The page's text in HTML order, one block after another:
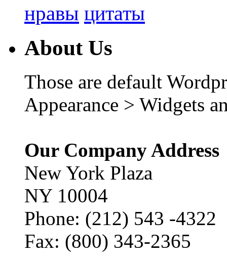
нравы цитаты
About Us
Those are default
Appearance > Widgets
Our Company Address
New York Plaza
NY 10004
Phone: (212) 543 -4322
Fax: (800) 343-2365